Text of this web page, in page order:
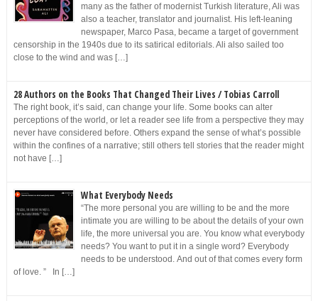
many as the father of modernist Turkish literature, Ali was
also a teacher, translator and journalist. His left-leaning
newspaper, Marco Pasa, became a target of government
censorship in the 1940s due to its satirical editorials. Ali also sailed too
close to the wind and was […]
28 Authors on the Books That Changed Their Lives / Tobias Carroll
The right book, it’s said, can change your life. Some books can alter
perceptions of the world, or let a reader see life from a perspective they may
never have considered before. Others expand the sense of what’s possible
within the confines of a narrative; still others tell stories that the reader might
not have […]
What Everybody Needs
“The more personal you are willing to be and the more
intimate you are willing to be about the details of your own
life, the more universal you are. You know what everybody
needs? You want to put it in a single word? Everybody
needs to be understood. And out of that comes every form
of love. ” In […]